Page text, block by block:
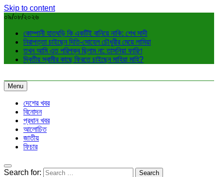
Skip to content
০৯/০৮/২০২৬
কোম্পানী হাতঘড়ি কি একটিই বানিয়ে নাকি: শেখ সাদী
নিরাপত্তা চাইছেন দিতি-সোহেল চৌধুরীর মেয়ে লামিয়া
তখন আমি এত পরিপক্ব ছিলাম না: তাসনিয়া ফারিণ
দ্বিতীয় স্বামীর কাছে ফিরতে চাইছেন মাহিয়া মাহি?
Menu
দেশের খবর
বিনোদন
প্রধান খবর
আলোচিত
জাতীয়
ফিচার
Search for: